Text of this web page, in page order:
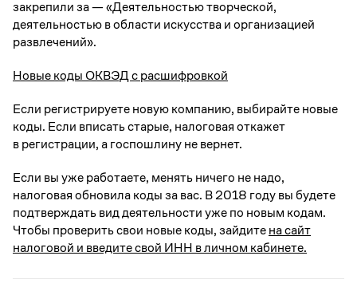
закрепили за — «Деятельностью творческой,
деятельностью в области искусства и организацией
развлечений».
Новые коды ОКВЭД с расшифровкой
Если регистрируете новую компанию, выбирайте новые
коды. Если вписать старые, налоговая откажет
в регистрации, а госпошлину не вернет.
Если вы уже работаете, менять ничего не надо,
налоговая обновила коды за вас. В 2018 году вы будете
подтверждать вид деятельности уже по новым кодам.
Чтобы проверить свои новые коды, зайдитена сайт
налоговой и введите свой ИНН в личном кабинете.